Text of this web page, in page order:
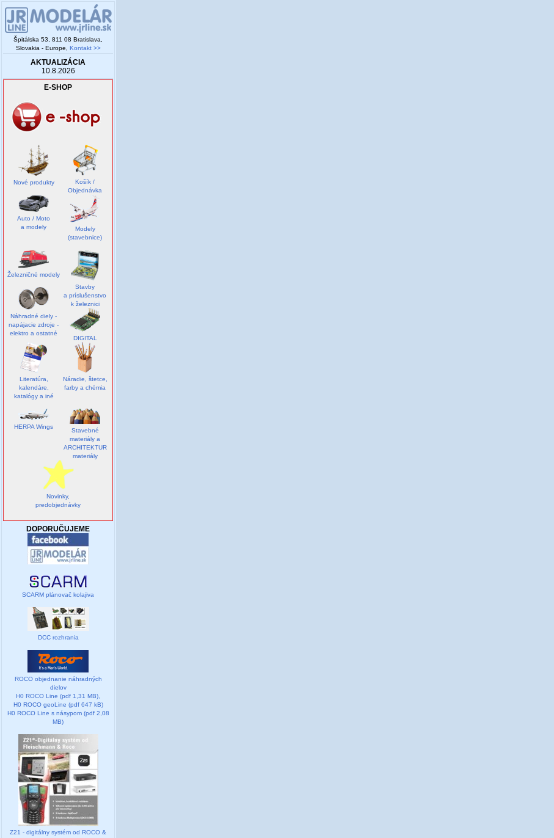
Špitálska 53, 811 08 Bratislava,
Slovakia - Europe, Kontakt >>
AKTUALIZÁCIA
10.8.2026
E-SHOP
Nové produkty
Košík /
Objednávka
Auto / Moto
a modely
Modely
(stavebnice)
Železničné modely
Náhradné diely -
napájacie zdroje -
elektro a ostatné
Stavby
a príslušenstvo
k železnici
DIGITAL
Literatúra,
kalendáre,
katalógy a iné
Náradie, štetce,
farby a chémia
HERPA Wings
Stavebné
materiály a
ARCHITEKTUR
materiály
Novinky,
predobjednávky
DOPORUČUJEME
SCARM plánovač kolajiva
DCC rozhrania
ROCO objednanie náhradných
dielov
H0 ROCO Line (pdf 1,31 MB),
H0 ROCO geoLine (pdf 647 kB)
H0 ROCO Line s násypom (pdf 2,08
MB)
Z21 - digitálny systém od ROCO &